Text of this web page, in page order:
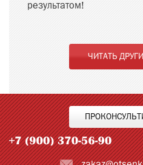
результатом!
ЧИТАТЬ